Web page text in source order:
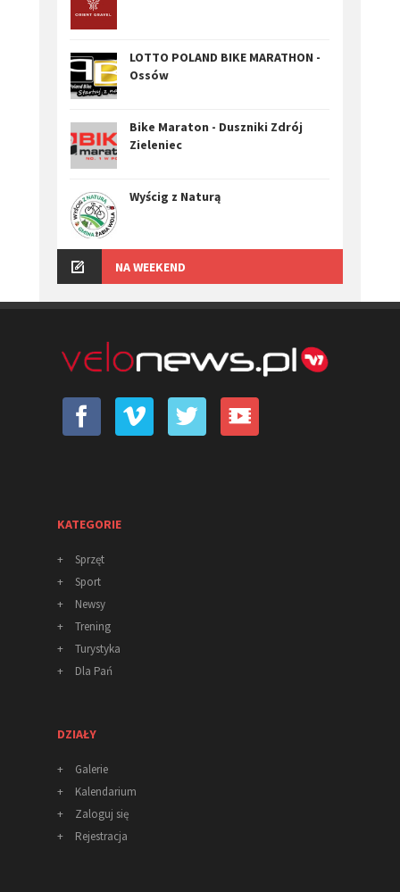
LOTTO POLAND BIKE MARATHON -
Ossów
Bike Maraton - Duszniki Zdrój
Zieleniec
Wyścig z Naturą
NA WEEKEND
KATEGORIE
+
Sprzęt
+
Sport
+
Newsy
+
Trening
+
Turystyka
+
Dla Pań
DZIAŁY
+
Galerie
+
Kalendarium
+
Zaloguj się
+
Rejestracja